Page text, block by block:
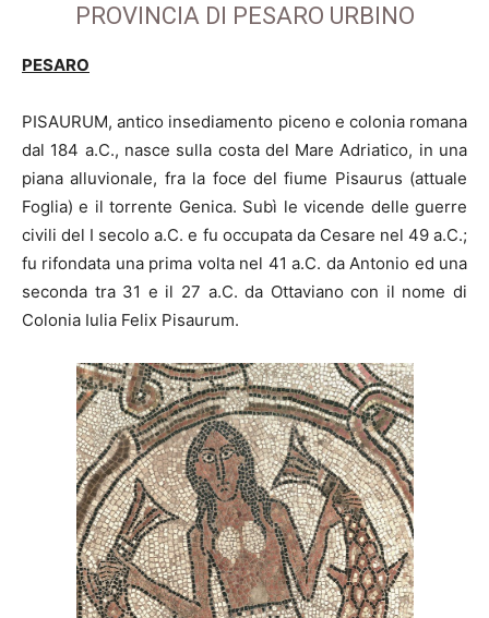
PROVINCIA DI PESARO URBINO
PESARO
PISAURUM, antico insediamento piceno e colonia romana
dal 184 a.C., nasce sulla costa del Mare Adriatico, in una
piana alluvionale, fra la foce del fiume Pisaurus (attuale
Foglia) e il torrente Genica. Subì le vicende delle guerre
civili del I secolo a.C. e fu occupata da Cesare nel 49 a.C.;
fu rifondata una prima volta nel 41 a.C. da Antonio ed una
seconda tra 31 e il 27 a.C. da Ottaviano con il nome di
Colonia Iulia Felix Pisaurum.